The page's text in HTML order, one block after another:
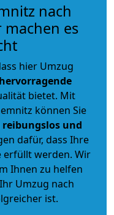
nach
es
hier Umzug
hervorragende
bietet. Mit
können Sie
reibungslos und
dafür, dass Ihre
erfüllt werden. Wir
Ihnen zu helfen
Umzug nach
ist.